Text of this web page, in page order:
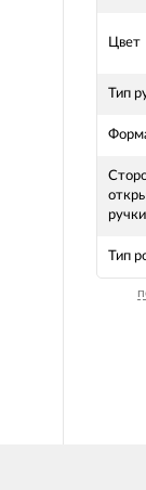
Цвет
Тип
ручки
Тип